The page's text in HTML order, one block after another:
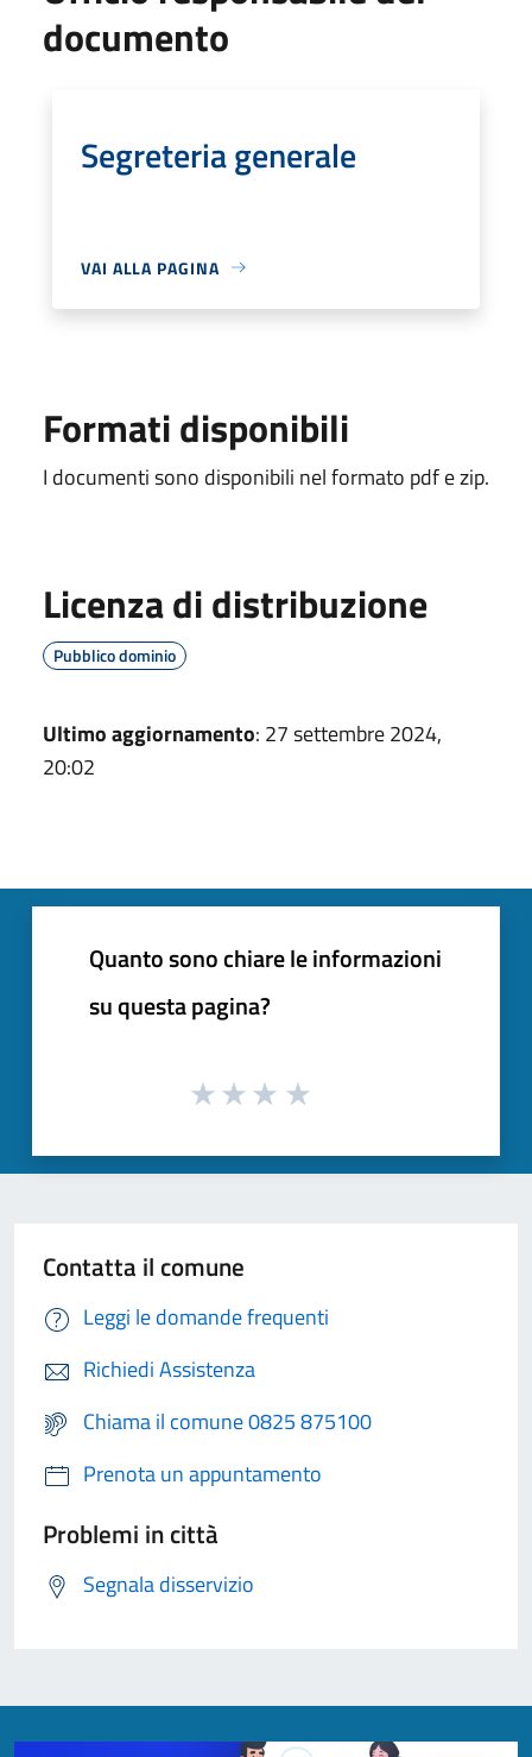
documento
Segreteria generale
VAI ALLA PAGINA
Formati disponibili
I documenti sono disponibili nel formato pdf e zip.
Licenza di distribuzione
Pubblico dominio
Ultimo aggiornamento: 27 settembre 2024,
20:02
Quanto sono chiare le informazioni
su questa pagina?
Contatta il comune
Leggi le domande frequenti
Richiedi Assistenza
Chiama il comune 0825 875100
Prenota un appuntamento
Problemi in città
Segnala disservizio